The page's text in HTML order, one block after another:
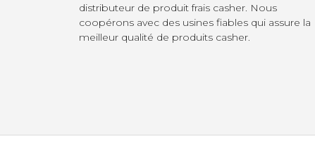
distributeur de produit frais casher. Nous
coopérons avec des usines fiables qui assure la
meilleur qualité de produits casher.